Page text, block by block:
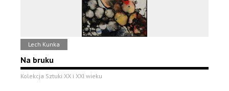
Lech Kunka
Na bruku
Kolekcja Sztuki XX i XXI wieku